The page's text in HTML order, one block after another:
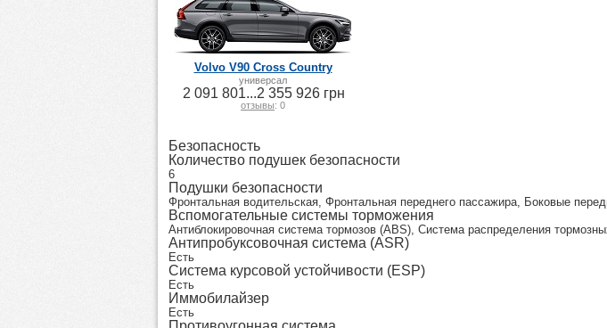
Volvo V90 Cross Country
универсал
2 091 801...2 355 926 грн
отзывы: 0
Безопасность
Количество подушек безопасности
6
Подушки безопасности
Фронтальная водительская, Фронтальная переднего пассажира, Боковые
Вспомогательные системы торможения
Антиблокировочная система тормозов (ABS), Система распределения
Антипробуксовочная система (ASR)
Есть
Система курсовой устойчивости (ESP)
Есть
Иммобилайзер
Есть